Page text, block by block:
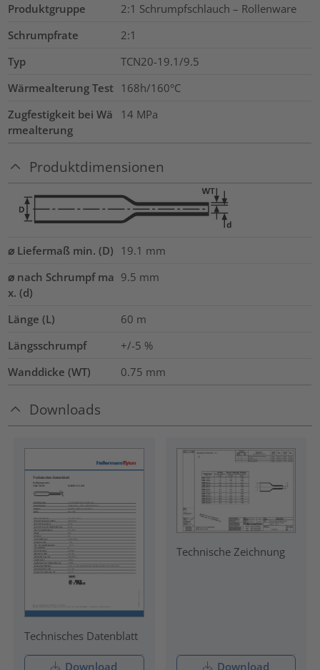
Produktgruppe
2:1 Schrumpfschlauch – Rollenware
Schrumpfrate
2:1
Typ
TCN20-19.1/9.5
Wärmealterung Test 168h/160°C
Zugfestigkeit bei Wä
rmealterung
14 MPa
Produktdimensionen
⌀ Liefermaß min. (D) 19.1 mm
⌀ nach Schrumpf ma
x. (d)
9.5 mm
Länge (L) 60 m
Längsschrumpf
+/-5 %
Wanddicke (WT)
0.75 mm
Downloads
Technisches Datenblatt
Download
Technische Zeichnung
Download